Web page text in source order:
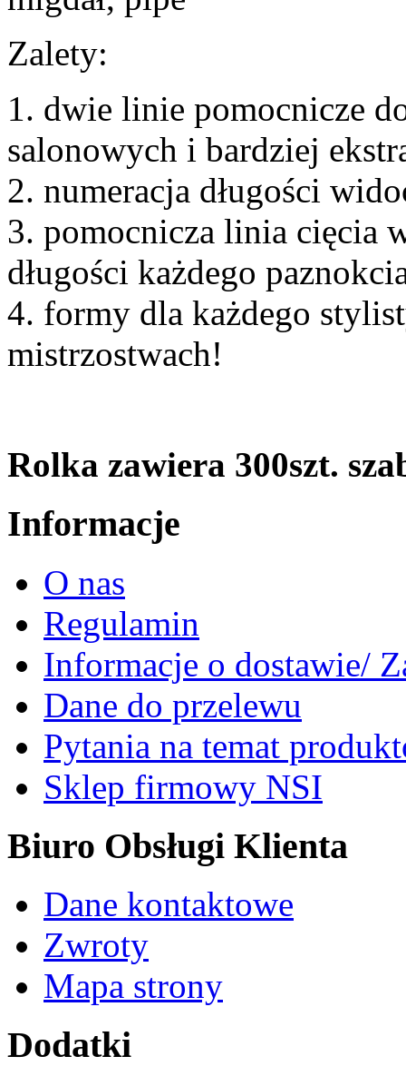
Zalety:
1. dwie linie pomocnicze
salonowych i bardziej
2. numeracja długości
3. pomocnicza linia cięcia
długości każdego
4. formy dla każdego
mistrzostwach!
Rolka zawiera 300szt.
Informacje
O nas
Regulamin
Informacje o dostawie/
Dane do przelewu
Pytania na temat
Sklep firmowy NSI
Biuro Obsługi Klienta
Dane kontaktowe
Zwroty
Mapa strony
Dodatki